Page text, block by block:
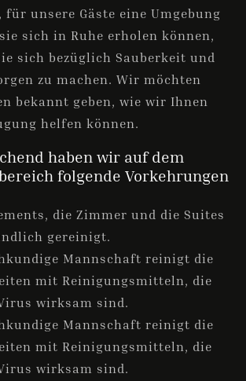
für unsere Gäste eine Umgebung
sich in Ruhe erholen können,
sich bezüglich Sauberkeit und
zu machen. Wir möchten
bekannt geben, wie wir Ihnen
helfen können.
haben wir auf dem
folgende Vorkehrungen
die Zimmer und die Suites
gereinigt.
Mannschaft reinigt die
mit Reinigungsmitteln, die
wirksam sind.
Mannschaft reinigt die
mit Reinigungsmitteln, die
wirksam sind.